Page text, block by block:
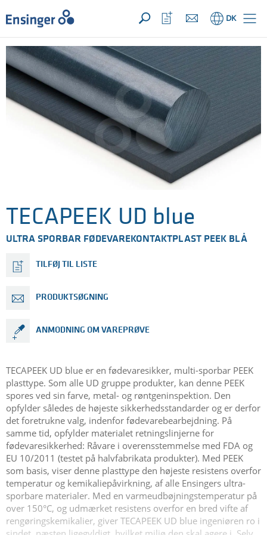
Din forespørgsel ({{productCount}} ProdukterÅbn
Hjem DK
Åbn
favoritliste
TECAPEEK UD blue
ULTRA SPORBAR FØDEVAREKONTAKTPLAST PEEK BLÅ
TILFØJ TIL LISTE
PRODUKTSØGNING
ANMODNING OM VAREPRØVE
TECAPEEK UD blue er en fødevaresikker, multi-sporbar PEEK
plasttype. Som alle UD gruppe produkter, kan denne PEEK
spores ved sin farve, metal- og røntgeninspektion. Den
opfylder således de højeste sikkerhedsstandarder og er derfor
det foretrukne valg, indenfor fødevarebearbejdning. På
samme tid, opfylder materialet retningslinjerne for
fødevaresikkerhed: Råvare i overensstemmelse med FDA og
EU 10/2011 (testet på halvfabrikata produkter). Med PEEK
som basis, viser denne plasttype den højeste resistens overfor
temperatur og kemikaliepåvirkning, af alle Ensingers ultra-
sporbare materialer. Med en varmeudbøjningstemperatur på
over 150°C, og udmærket resistens overfor en bred vifte af
rengøringskemikalier, giver TECAPEEK UD blue ingeniøren ro i